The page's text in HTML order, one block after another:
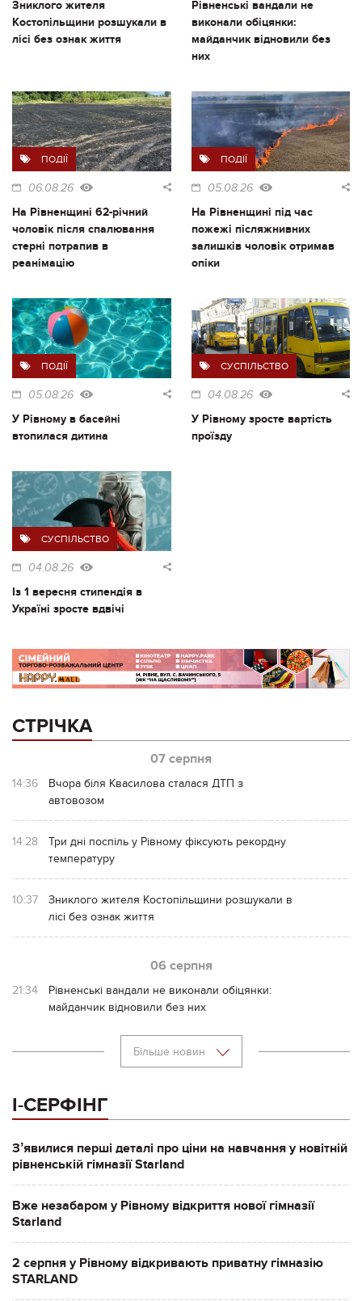
Зниклого жителя
Костопільщини розшукали в
лісі без ознак життя
Рівненські вандали не
виконали обіцянки:
майданчик відновили без
них
ПОДІЇ
06.08.26
На Рівненщині 62-річний
чоловік після спалювання
стерні потрапив в
реанімацію
ПОДІЇ
05.08.26
На Рівненщині під час
пожежі післяжнивних
залишків чоловік отримав
опіки
ПОДІЇ
05.08.26
У Рівному в басейні
втопилася дитина
СУСПІЛЬСТВО
04.08.26
У Рівному зросте вартість
проїзду
СУСПІЛЬСТВО
04.08.26
Із 1 вересня стипендія в
Україні зросте вдвічі
СТРІЧКА
07 серпня
14:36
Вчора біля Квасилова сталася ДТП з
автовозом
14:28
Три дні поспіль у Рівному фіксують рекордну
температуру
10:37
Зниклого жителя Костопільщини розшукали в
лісі без ознак життя
06 серпня
21:34
Рівненські вандали не виконали обіцянки:
майданчик відновили без них
Більше новин
І-СЕРФІНГ
Зʼявилися перші деталі про ціни на навчання у новітній
рівненській гімназії Starland
Вже незабаром у Рівному відкриття нової гімназії
Starland
2 серпня у Рівному відкривають приватну гімназію
STARLAND